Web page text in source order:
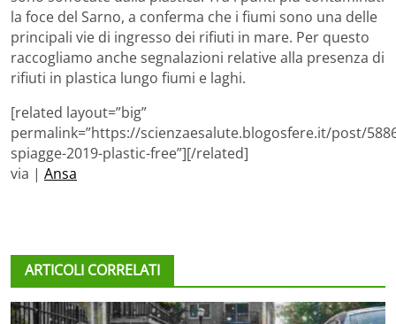
la foce del Sarno, a conferma che i fiumi sono una delle
principali vie di ingresso dei rifiuti in mare. Per questo
raccogliamo anche segnalazioni relative alla presenza di
rifiuti in plastica lungo fiumi e laghi.
[related layout=”big”
permalink=”https://scienzaesalute.blogosfere.it/post/
spiagge-2019-plastic-free”][/related]
via | Ansa
ARTICOLI CORRELATI